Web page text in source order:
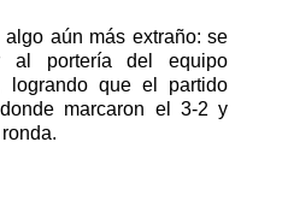
aún más extraño: se
al portería del equipo
logrando que el partido
marcaron el 3-2 y